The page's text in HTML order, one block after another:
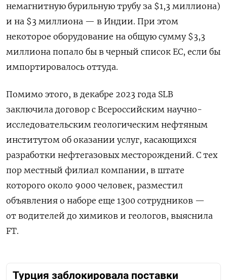
немагнитную бурильную трубу за $1,3 миллиона)
и на $3 миллиона — в Индии. При этом
некоторое оборудование на общую сумму $3,3
миллиона попало бы в черный список ЕС, если бы
импортировалось оттуда.
Помимо этого, в декабре 2023 года SLB
заключила договор с Всероссийским научно-
исследовательским геологическим нефтяным
институтом об оказании услуг, касающихся
разработки нефтегазовых месторождений. С тех
пор местный филиал компании, в штате
которого около 9000 человек, разместил
объявления о наборе еще 1300 сотрудников —
от водителей до химиков и геологов, выяснила
FT.
Турция заблокировала поставки